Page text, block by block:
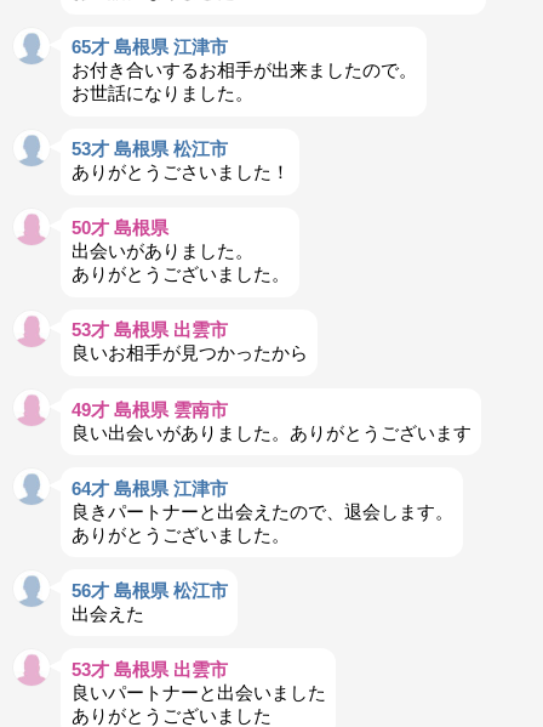
65才 島根県 江津市
お付き合いするお相手が出来ましたので。
お世話になりました。
53才 島根県 松江市
ありがとうごさいました！
50才 島根県
出会いがありました。
ありがとうございました。
53才 島根県 出雲市
良いお相手が見つかったから
49才 島根県 雲南市
良い出会いがありました。ありがとうございます
64才 島根県 江津市
良きパートナーと出会えたので、退会します。
ありがとうございました。
56才 島根県 松江市
出会えた
53才 島根県 出雲市
良いパートナーと出会いました
ありがとうございました